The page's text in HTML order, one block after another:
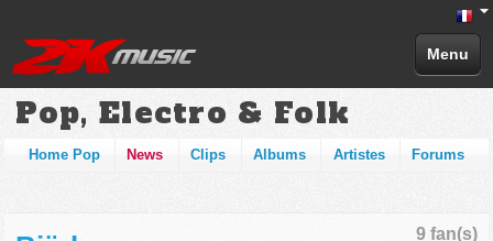
Menu
Pop, Electro & Folk
Home Pop News Clips Albums Artistes Forums
9 fan(s)